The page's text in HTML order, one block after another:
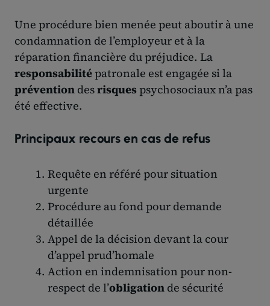
Une procédure bien menée peut aboutir à une
condamnation de l’employeur et à la
réparation financière du préjudice. La
responsabilité patronale est engagée si la
prévention desrisques psychosociaux n’a pas
été effective.
Principaux recours en cas de refus
Requête en référé pour situation
urgente
Procédure au fond pour demande
détaillée
Appel de la décision devant la cour
d’appel prud’homale
Action en indemnisation pour non-
respect de l’obligationde sécurité